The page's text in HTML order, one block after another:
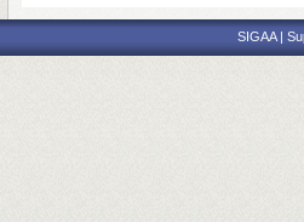
SIGAA |